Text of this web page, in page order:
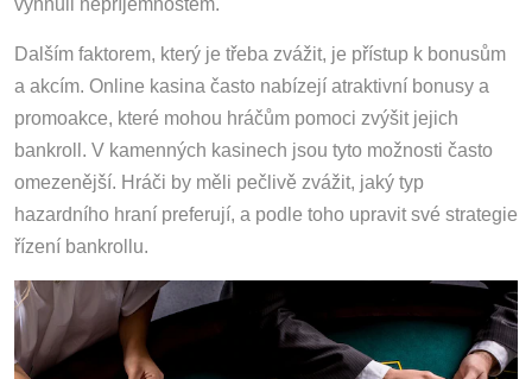
vyhnuli nepříjemnostem.
Dalším faktorem, který je třeba zvážit, je přístup k bonusům
a akcím. Online kasina často nabízejí atraktivní bonusy a
promoakce, které mohou hráčům pomoci zvýšit jejich
bankroll. V kamenných kasinech jsou tyto možnosti často
omezenější. Hráči by měli pečlivě zvážit, jaký typ
hazardního hraní preferují, a podle toho upravit své strategie
řízení bankrollu.